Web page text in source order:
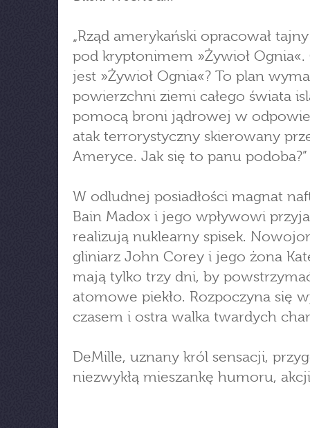
„Rząd amerykański opracował
pod kryptonimem »Żywioł Ognia«.
jest »Żywioł Ognia«? To plan
powierzchni ziemi całego świata
pomocą broni jądrowej w
atak terrorystyczny skierowany
Ameryce. Jak się to panu podoba?”
W odludnej posiadłości magnat
Bain Madox i jego wpływowi
realizują nuklearny spisek.
gliniarz John Corey i jego żona
mają tylko trzy dni, by
atomowe piekło. Rozpoczyna się
czasem i ostra walka twardych
DeMille, uznany król sensacji,
niezwykłą mieszankę humoru,